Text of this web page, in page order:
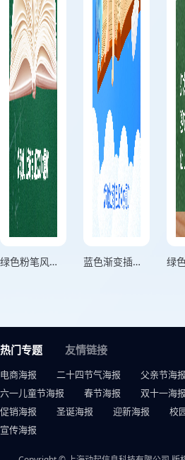
绿色粉笔风黑板高考加油宣传海报 蓝色渐变插画风格筑梦高考聚力冲刺竖版高考倒计时100天海报
热门专题 友情链接
电商海报 二十四节气海报 父亲节海报
六一儿童节海报
春节海报 双十一海报
促销海报
圣诞海报 迎新海报 校
宣传海报